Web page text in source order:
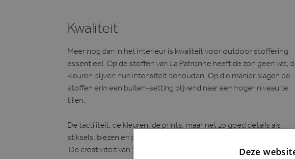
Kwaliteit
Meer nog dan in het interieur is kwaliteit voor outdoor stoffering
essentieel. Op de stoffen van La Patronne heeft de zon geen vat,
kleuren blijven hun intensiteit behouden. Op die manier slagen de
stoffen erin een buiten-setting blijvend naar een hoger niveau te
tillen.
De tactiliteit, de kleuren, de prints, maar net zo goed details als
stiksels, biezen en pasmanterie zorgen voor een eindeloos aanbod.
De creativiteit van ’t Huis van Oordeghem tezamen met de know-
Deze